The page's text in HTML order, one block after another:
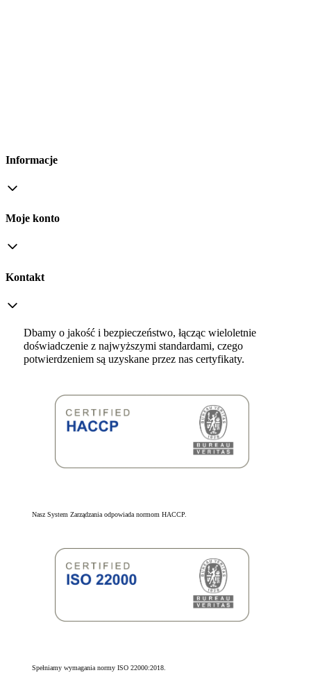
Informacje
Moje konto
Kontakt
Dbamy o jakość i bezpieczeństwo, łącząc wieloletnie
doświadczenie z najwyższymi standardami, czego
potwierdzeniem są uzyskane przez nas certyfikaty.
Nasz System Zarządzania odpowiada normom HACCP.
Spełniamy wymagania normy ISO 22000:2018.